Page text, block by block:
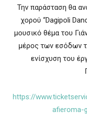
Την παράσταση θα
χορού “Dagipoli
μουσικό θέμα του
μέρος των εσόδων
ενίσχυση του
https://
afieroma-